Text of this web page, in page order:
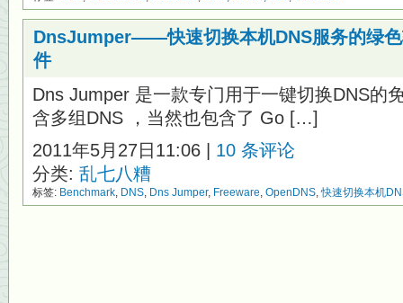
DnsJumper——快速切换本机DNS服务的绿
件
Dns Jumper 是一款专门用于一键切换DNS的
含多组DNS ，当然也包含了 Go […]
2011年5月27日11:06 | 10 条评论
分类: 乱七八糟
标签: Benchmark, DNS, Dns Jumper, Freeware, OpenDNS,快速切换本机